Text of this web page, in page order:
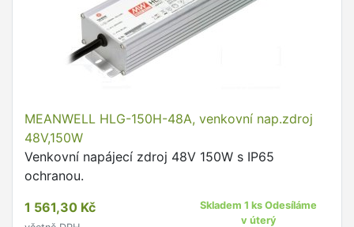
MEANWELL HLG-150H-48A, venkovní nap.zdroj
48V,150W
Venkovní napájecí zdroj 48V 150W s IP65
ochranou.
1 561,30 Kč
Skladem 1 ks Odesíláme
v úterý